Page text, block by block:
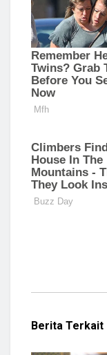
Berita Terkait